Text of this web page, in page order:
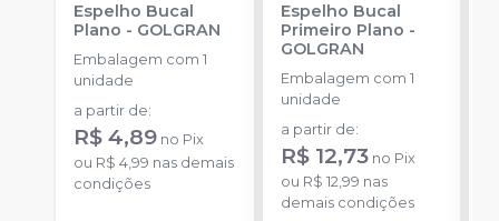
Espelho Bucal
Plano - GOLGRAN
Embalagem com 1
unidade
a partir de:
R$ 4,89 no Pix
ou R$ 4,99 nas demais
condições
Espelho Bucal
Primeiro Plano -
GOLGRAN
Embalagem com 1
unidade
a partir de:
R$ 12,73 no Pix
ou R$ 12,99 nas
demais condições